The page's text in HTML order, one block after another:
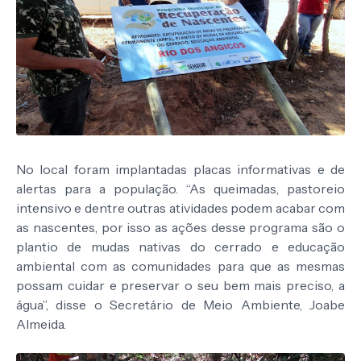
No local foram implantadas placas informativas e de
alertas para a população. “As queimadas, pastoreio
intensivo e dentre outras atividades podem acabar com
as nascentes, por isso as ações desse programa são o
plantio de mudas nativas do cerrado e educação
ambiental com as comunidades para que as mesmas
possam cuidar e preservar o seu bem mais preciso, a
água”, disse o Secretário de Meio Ambiente, Joabe
Almeida.